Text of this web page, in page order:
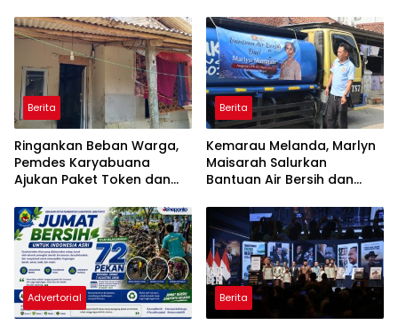
Tuanku Ihza Kemalsya
Damanik
Wabup Takalar: Apresiasi
Bahwa Sejarah Adalah
Warisan yang Tak Ternilai”.
Berita
Ringankan Beban Warga,
Pemdes Karyabuana
Ajukan Paket Token dan
PLN
Berita
Kemarau Melanda, Marlyn
Maisarah Salurkan
Bantuan Air Bersih dan
Babakan Madang
Advertorial Berita